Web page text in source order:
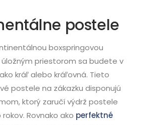
postele
boxspringovou
priestorom sa budete v
kráľ alebo kráľovná. Tieto
postele na zákazku disponujú
ktorý zaručí výdrž postele
Rovnako ako perfektné